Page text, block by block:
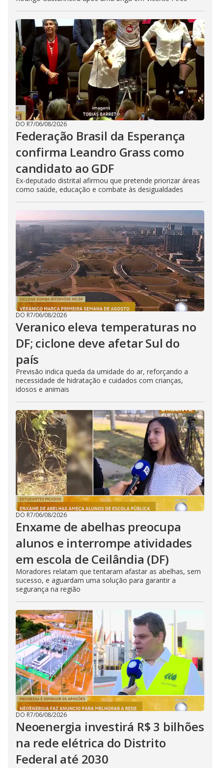
DO R7/06/08/2026
Federação Brasil da Esperança
confirma Leandro Grass como
candidato ao GDF
Ex-deputado distrital afirmou que pretende priorizar áreas
como saúde, educação e combate às desigualdades
DO R7/06/08/2026
Veranico eleva temperaturas no
DF; ciclone deve afetar Sul do
país
Previsão indica queda da umidade do ar, reforçando a
necessidade de hidratação e cuidados com crianças,
idosos e animais
DO R7/06/08/2026
Enxame de abelhas preocupa
alunos e interrompe atividades
em escola de Ceilândia (DF)
Moradores relatam que tentaram afastar as abelhas, sem
sucesso, e aguardam uma solução para garantir a
segurança na região
DO R7/06/08/2026
Neoenergia investirá R$ 3 bilhões
na rede elétrica do Distrito
Federal até 2030